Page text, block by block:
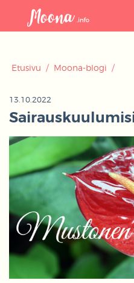
Etusivu / Moona-blogi /
13.10.2022